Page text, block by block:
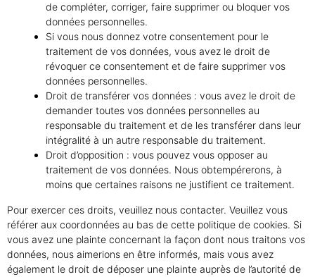
de compléter, corriger, faire supprimer ou bloquer vos
données personnelles.
Si vous nous donnez votre consentement pour le
traitement de vos données, vous avez le droit de
révoquer ce consentement et de faire supprimer vos
données personnelles.
Droit de transférer vos données : vous avez le droit de
demander toutes vos données personnelles au
responsable du traitement et de les transférer dans leur
intégralité à un autre responsable du traitement.
Droit d’opposition : vous pouvez vous opposer au
traitement de vos données. Nous obtempérerons, à
moins que certaines raisons ne justifient ce traitement.
Pour exercer ces droits, veuillez nous contacter. Veuillez vous
référer aux coordonnées au bas de cette politique de cookies. Si
vous avez une plainte concernant la façon dont nous traitons vos
données, nous aimerions en être informés, mais vous avez
également le droit de déposer une plainte auprès de l’autorité de